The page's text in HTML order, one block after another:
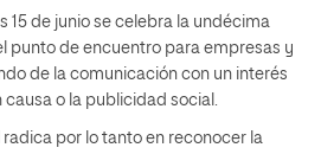
15 de junio se celebra la undécima
el punto de encuentro para empresas y
de la comunicación con un interés
causa o la publicidad social.
radica por lo tanto en reconocer la